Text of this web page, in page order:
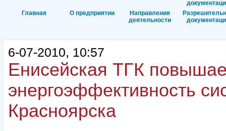
Главная О предприятии
Направления
деятельности
6-07-2010, 10:57
Енисейская ТГК
энергоэффективность
Красноярска